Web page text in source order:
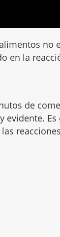
no
en la
de
evidente. Es